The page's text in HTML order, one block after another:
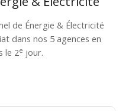
de Énergie & Électricité
dans nos 5 agences en
le 2e jour.